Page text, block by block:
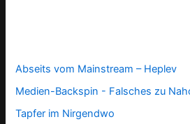
Abseits vom Mainstream – Heplev
Medien-Backspin - Falsches zu
Tapfer im Nirgendwo